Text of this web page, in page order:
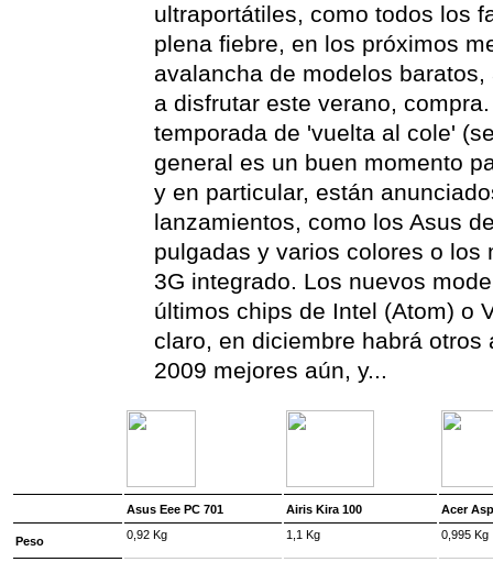
ultraportátiles, como todos los
plena fiebre, en los próximos
avalancha de modelos
a disfrutar este verano,
temporada de 'vuelta al cole'
general es un buen momento
y en particular, están
lanzamientos, como los Asus
pulgadas y varios colores o los
3G integrado. Los nuevos
últimos chips de Intel (Atom) o
claro, en diciembre habrá otros
2009 mejores aún, y...
Asus Eee PC 701 Airis Kira 100 Acer
Peso 0,92 Kg 1,1 Kg 0,995 Kg